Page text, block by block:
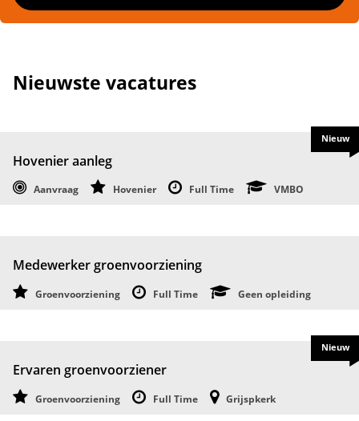
Nieuwste vacatures
Hovenier aanleg
Aanvraag Hovenier Full Time VMBO
Nieuw
Medewerker groenvoorziening
Groenvoorziening Full Time Geen opleiding
Ervaren groenvoorziener
Groenvoorziening Full Time Grijspkerk
Nieuw